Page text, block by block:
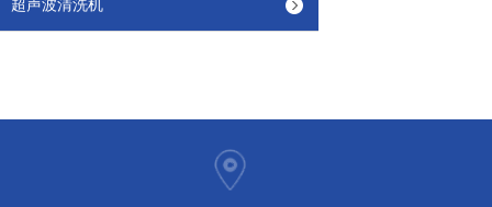
超声波清洗机